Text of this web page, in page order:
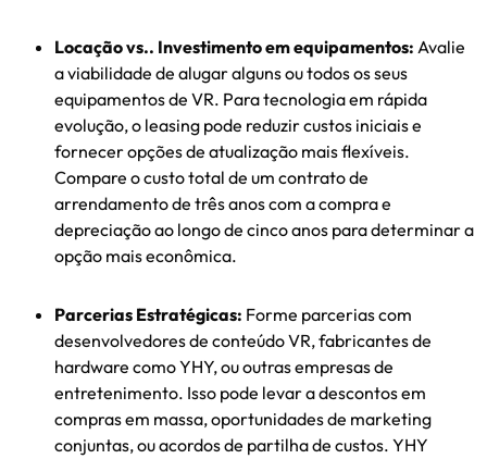
Locação vs.. Investimento em equipamentos: Avalie
a viabilidade de alugar alguns ou todos os seus
equipamentos de VR. Para tecnologia em rápida
evolução, o leasing pode reduzir custos iniciais e
fornecer opções de atualização mais flexíveis.
Compare o custo total de um contrato de
arrendamento de três anos com a compra e
depreciação ao longo de cinco anos para determinar a
opção mais econômica.
Parcerias Estratégicas: Forme parcerias com
desenvolvedores de conteúdo VR, fabricantes de
hardware como YHY, ou outras empresas de
entretenimento. Isso pode levar a descontos em
compras em massa, oportunidades de marketing
conjuntas, ou acordos de partilha de custos. YHY